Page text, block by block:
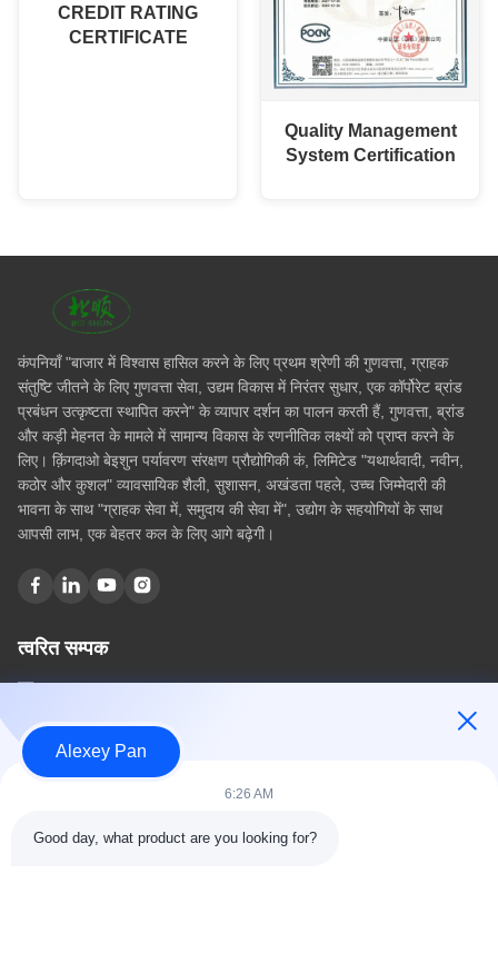
CREDIT RATING
CERTIFICATE
Quality Management
System Certification
कंपनियाँ "बाजार में विश्वास हासिल करने के लिए प्रथम श्रेणी की गुणवत्ता, ग्राहक
संतुष्टि जीतने के लिए गुणवत्ता सेवा, उद्यम विकास में निरंतर सुधार, एक कॉर्पोरेट ब्रांड
प्रबंधन उत्कृष्टता स्थापित करने" के व्यापार दर्शन का पालन करती हैं, गुणवत्ता, ब्रांड
और कड़ी मेहनत के मामले में सामान्य विकास के रणनीतिक लक्ष्यों को प्राप्त करने के
लिए। क़िंगदाओ बेइशुन पर्यावरण संरक्षण प्रौद्योगिकी कं, लिमिटेड "यथार्थवादी, नवीन,
कठोर और कुशल" व्यावसायिक शैली, सुशासन, अखंडता पहले, उच्च जिम्मेदारी की
भावना के साथ "ग्राहक सेवा में, समुदाय की सेवा में", उद्योग के सहयोगियों के साथ
आपसी लाभ, एक बेहतर कल के लिए आगे बढ़ेगी।
त्वरित सम्पक
घर
उत्पादों
संपर्क करें
श्रेणियाँ
Alexey Pan
6:26 AM
Good day, what product are you looking for?